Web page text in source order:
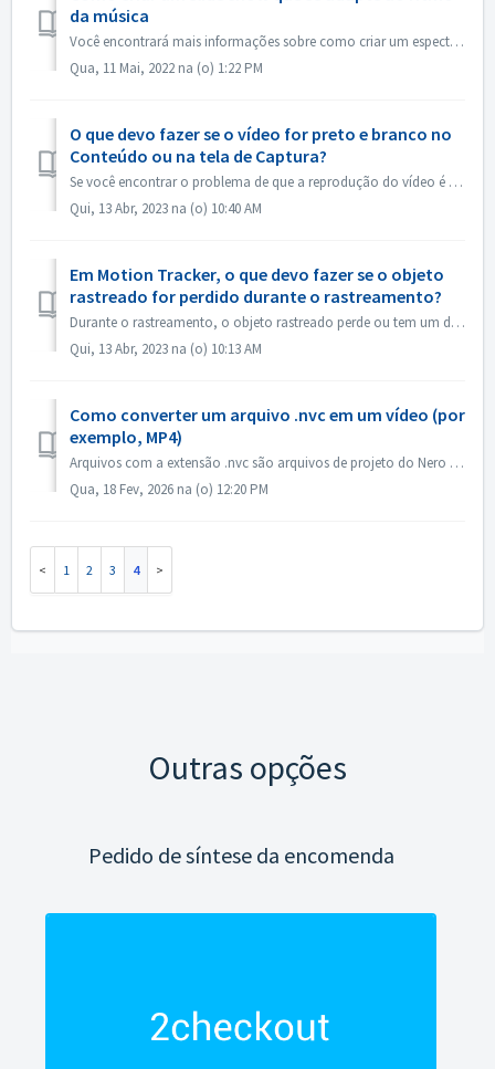
da música
Você encontrará mais informações sobre como criar um espectáculo de maré de acordo com o ritmo da música no link a seguir: Como criar um show de slides de a...
Qua, 11 Mai, 2022 na (o) 1:22 PM
O que devo fazer se o vídeo for preto e branco no
Conteúdo ou na tela de Captura?
Se você encontrar o problema de que a reprodução do vídeo é em preto e branco, mas a exportação/queimadura está no sistema de janelas de atualização color，p...
Qui, 13 Abr, 2023 na (o) 10:40 AM
Em Motion Tracker, o que devo fazer se o objeto
rastreado for perdido durante o rastreamento?
Durante o rastreamento, o objeto rastreado perde ou tem um deslocamento, você pode "parar o rastreamento" imediatamente, clicar em "Zoom in&q...
Qui, 13 Abr, 2023 na (o) 10:13 AM
Como converter um arquivo .nvc em um vídeo (por
exemplo, MP4)
Arquivos com a extensão .nvc são arquivos de projeto do Nero Video, NÃO vídeos finalizados. Eles contêm instruções de edição e links para sua mídia de orige...
Qua, 18 Fev, 2026 na (o) 12:20 PM
1 2 3 4
Outras opções
Pedido de síntese da encomenda